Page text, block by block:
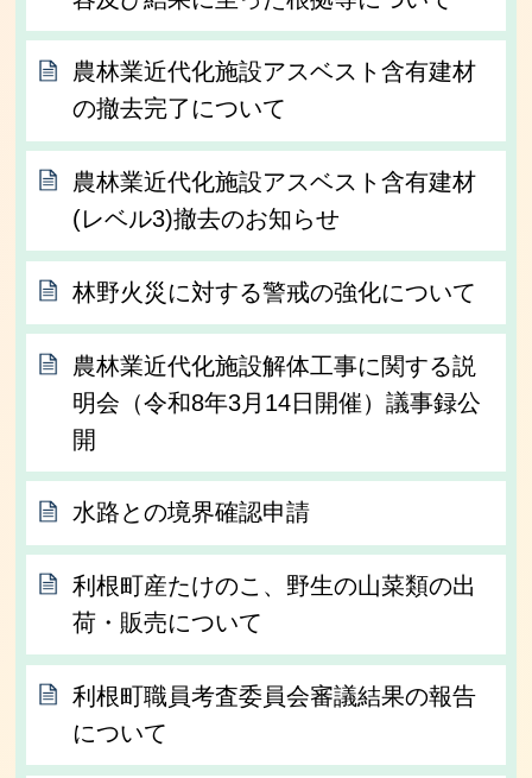
農林業近代化施設アスベスト含有建材
の撤去完了について
農林業近代化施設アスベスト含有建材
(レベル3)撤去のお知らせ
林野火災に対する警戒の強化について
農林業近代化施設解体工事に関する説
明会（令和8年3月14日開催）議事録公
開
水路との境界確認申請
利根町産たけのこ、野生の山菜類の出
荷・販売について
利根町職員考査委員会審議結果の報告
について